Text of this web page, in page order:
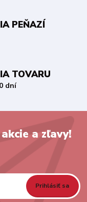
PEŇAZÍ
TOVARU
dní
a zľavy!
Prihlásiť sa